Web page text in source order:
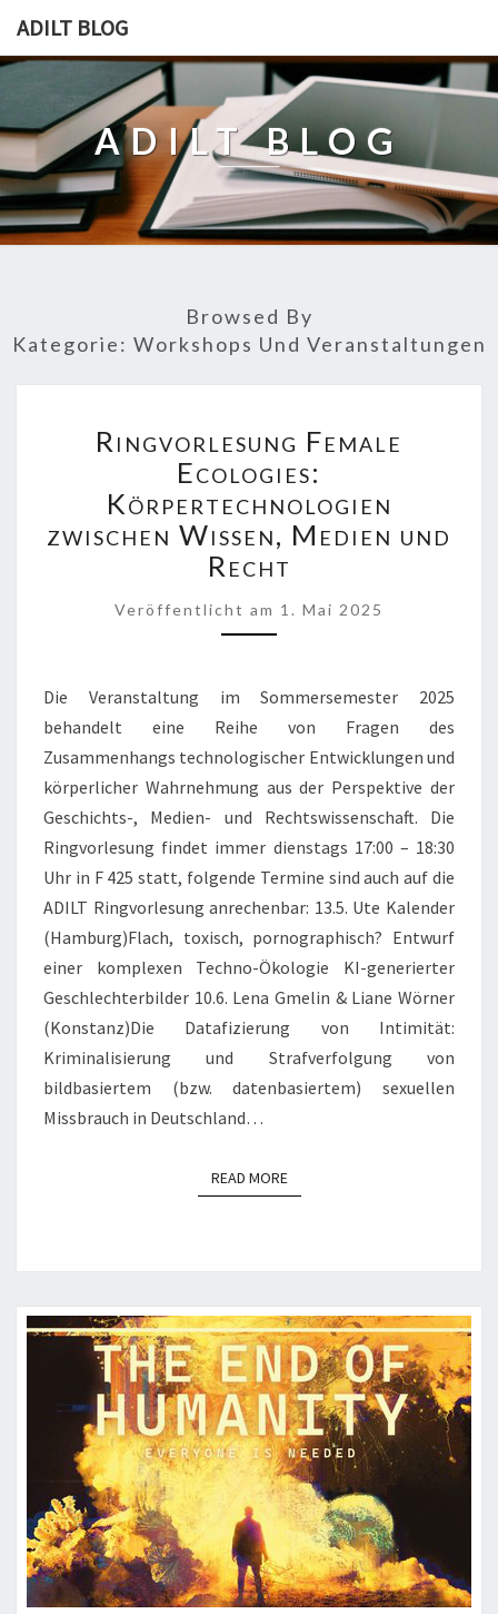
ADILT BLOG
ADILT BLOG
Browsed By
Kategorie: Workshops Und Veranstaltungen
FEMALE
ECOLOGIES:
KÖRPERTECHNOLOGIEN
ZWISCHEN
WISSEN,
MEDIEN
RECHT
Ringvorlesung Female
Ecologies:
Körpertechnologien
zwischen Wissen, Medien und
Recht
Veröffentlicht am 1. Mai 2025
Die Veranstaltung im Sommersemester 2025
behandelt eine Reihe von Fragen des
Zusammenhangs technologischer Entwicklungen und
körperlicher Wahrnehmung aus der Perspektive der
Geschichts-, Medien- und Rechtswissenschaft. Die
Ringvorlesung findet immer dienstags 17:00 – 18:30
Uhr in F 425 statt, folgende Termine sind auch auf die
ADILT Ringvorlesung anrechenbar: 13.5. Ute Kalender
(Hamburg)Flach, toxisch, pornographisch? Entwurf
einer komplexen Techno-Ökologie KI-generierter
Geschlechterbilder 10.6. Lena Gmelin & Liane Wörner
(Konstanz)Die Datafizierung von Intimität:
Kriminalisierung und Strafverfolgung von
bildbasiertem (bzw. datenbasiertem) sexuellen
Missbrauch in Deutschland…
READ MOREREAD MORE